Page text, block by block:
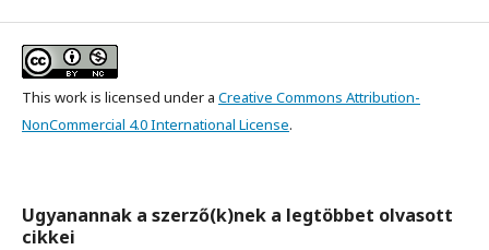
This work is licensed under a Creative Commons Attribution-
NonCommercial 4.0 International License.
Ugyanannak a szerző(k)nek a legtöbbet olvasott
cikkei